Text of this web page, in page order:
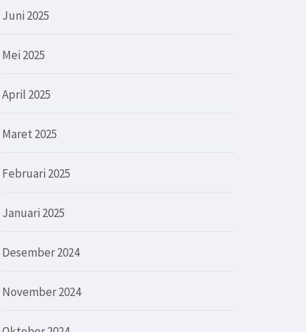
Juni 2025
Mei 2025
April 2025
Maret 2025
Februari 2025
Januari 2025
Desember 2024
November 2024